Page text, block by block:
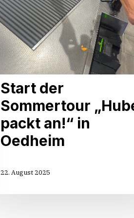
Start der
Sommertour
packt an!“ in
Oedheim
22. August 2025